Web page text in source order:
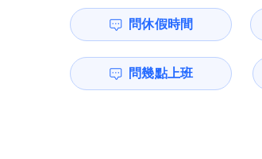
問休假時間
問幾點上班